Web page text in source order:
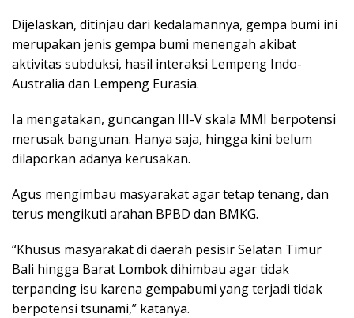
Dijelaskan, ditinjau dari kedalamannya, gempa bumi ini
merupakan jenis gempa bumi menengah akibat
aktivitas subduksi, hasil interaksi Lempeng Indo-
Australia dan Lempeng Eurasia.
Ia mengatakan, guncangan III-V skala MMI berpotensi
merusak bangunan. Hanya saja, hingga kini belum
dilaporkan adanya kerusakan.
Agus mengimbau masyarakat agar tetap tenang, dan
terus mengikuti arahan BPBD dan BMKG.
“Khusus masyarakat di daerah pesisir Selatan Timur
Bali hingga Barat Lombok dihimbau agar tidak
terpancing isu karena gempabumi yang terjadi tidak
berpotensi tsunami,” katanya.